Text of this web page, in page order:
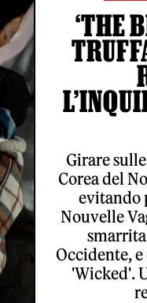
‘THE
Girare
Corea del
evitando
Nouvelle
Occidente,
'Wicked'.